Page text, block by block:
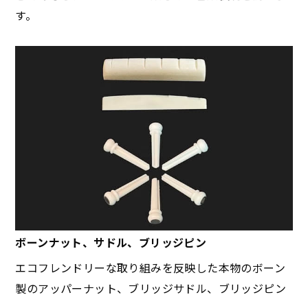
す。
ボーンナット、サドル、ブリッジピン
エコフレンドリーな取り組みを反映した本物のボーン
製のアッパーナット、ブリッジサドル、ブリッジピン